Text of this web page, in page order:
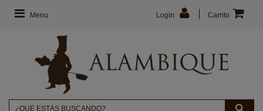
Menu Carrito
Login